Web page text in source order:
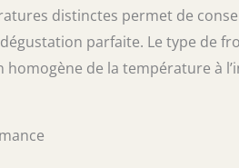
distinctes permet de
parfaite. Le type de
de la température à